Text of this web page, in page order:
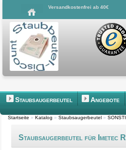
Versandkostenfrei ab 40€
Staubsaugerbeutel Angebote
Startseite » Katalog » Staubsaugerbeutel »
Staubsaugerbeutel für Imetec